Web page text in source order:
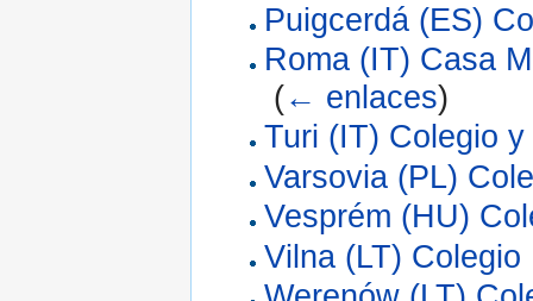
Puigcerdá (ES)
Roma (IT) Casa
(← enlaces)
Turi (IT) Colegio
Varsovia (PL)
Vesprém (HU)
Vilna (LT) Colegio